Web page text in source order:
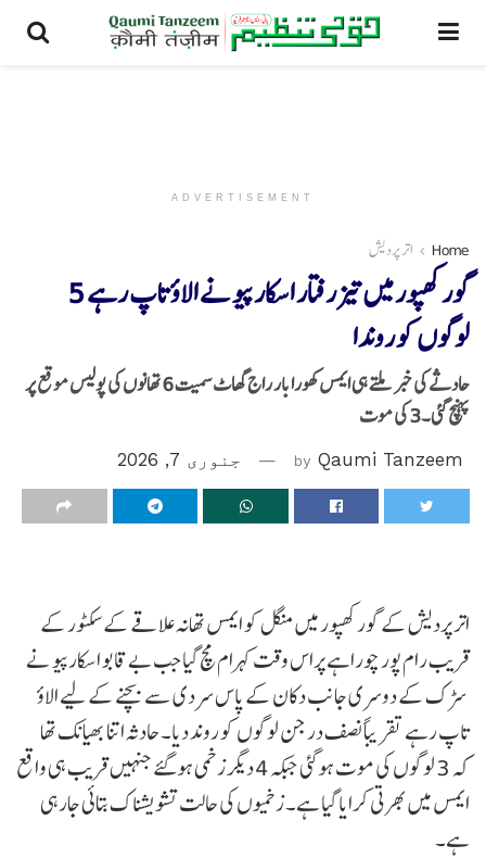
ADVERTISEMENT
Home اتر پردیش
گورکھپور میں تیز رفتار اسکارپیو نے الاؤ تاپ رہے 5
لوگوں کو روندا
حادثے کی خبر ملتے ہی ایمس کھورابار راج گھاٹ سمیت 6 تھانوں کی پولیس موقع پر
پہنچ گئی۔3 کی موت
by Qaumi Tanzeem جنوری 7, 2026
اتر پردیش کے گورکھپور میں منگل کو ایمس تھانہ علاقے کے سکٹور کے
قریب رام پور چوراہے پراس وقت کہرام مچ گیا جب بے قابو اسکارپیو نے
سڑک کے دوسری جانب دکان کے پاس سردی سے بچنے کے لیے الاؤ
تاپ رہے تقریباً نصف درجن لوگوں کو روند دیا۔ حادثہ اتنا بھیانک تھا
کہ 3 لوگوں کی موت ہوگئی جبکہ 4 دیگر زخمی ہوگئے جنہیں قریب ہی واقع
ایمس میں بھرتی کرایا گیا ہے۔ زخمیوں کی حالت تشویشناک بتائی جارہی
ہے۔